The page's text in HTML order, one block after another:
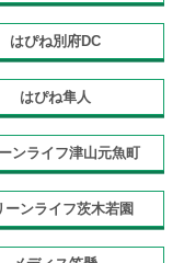
はぴね別府DC
はぴね隼人
ンライフ津山元魚町
ーンライフ茨木若園